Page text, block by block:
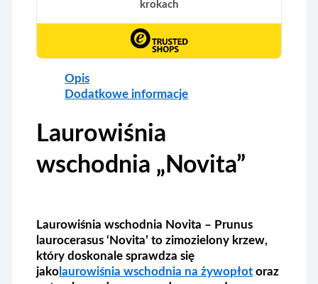
Opis
Dodatkowe informacje
Laurowiśnia
wschodnia „Novita”
Laurowiśnia wschodnia Novita – Prunus
laurocerasus ‘Novita’ to zimozielony krzew,
który doskonale sprawdza się
jako laurowiśnia wschodnia na żywopłot oraz